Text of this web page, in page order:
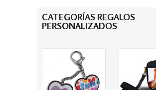
CATEGORÍAS REGALOS
PERSONALIZADOS